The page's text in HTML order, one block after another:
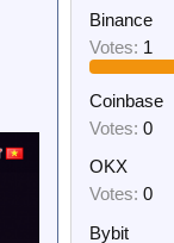
Binance
Votes: 1
Coinbase
Votes: 0
OKX
Votes: 0
Bybit